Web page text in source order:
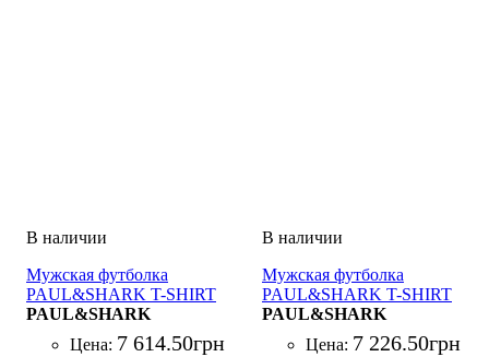
Мужская футболка
PAUL&SHARK T-SHIRT
COTONE BEIGE
PAUL&SHARK
Цена: 7 614.50грн
Мужская футболка
PAUL&SHARK T-SHIRT
COTONE NERO
PAUL&SHARK
Цена: 7 226.50грн